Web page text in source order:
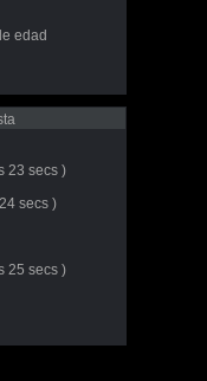
edad
23 secs )
secs )
25 secs )